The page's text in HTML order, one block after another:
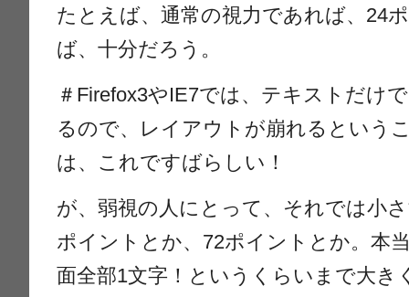
たとえば、通常の視力であれば、24
ば、十分だろう。
＃Firefox3やIE7では、テキストだけ
るので、レイアウトが崩れるという
は、これですばらしい！
が、弱視の人にとって、それでは小
ポイントとか、72ポイントとか。本
面全部1文字！というくらいまで大き